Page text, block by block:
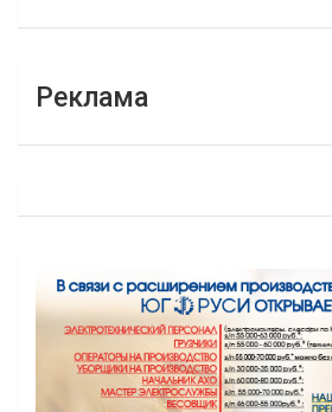
Реклама